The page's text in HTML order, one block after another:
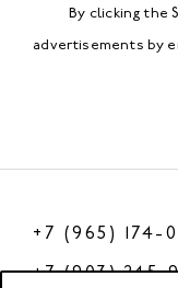
By clicking the
advertisements by
+7 (965) 174-
+7 (903) 245-